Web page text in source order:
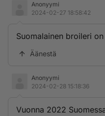
Anonyymi
2024-02-27 18:58:42
Suomalainen broileri
Äänestä
Anonyymi
2024-02-28 15:18:36
Vuonna 2022